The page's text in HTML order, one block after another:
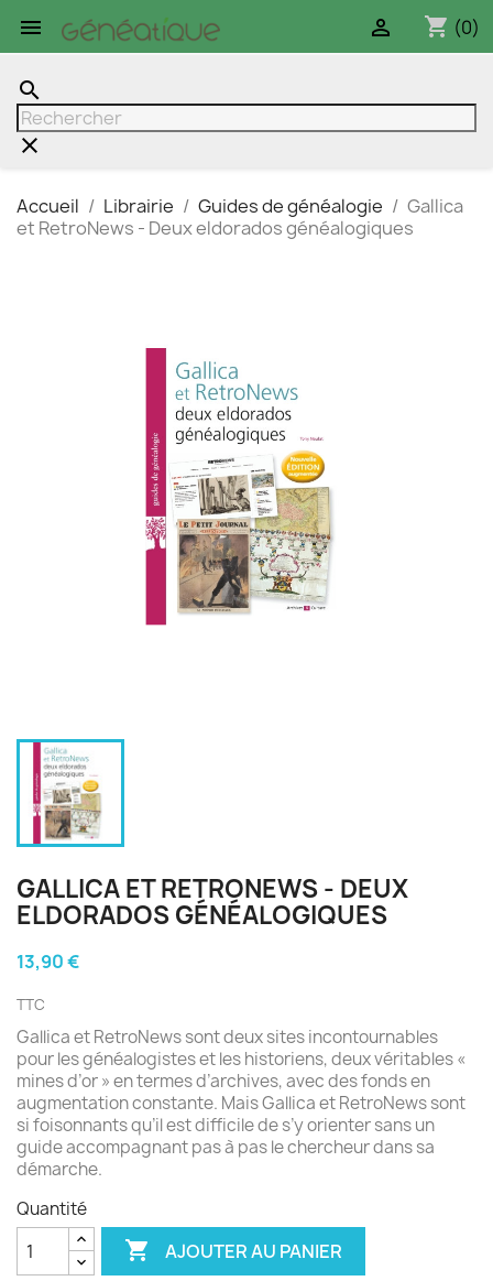
 shopping_cart (0)

search
clear
Accueil Librairie Guides de généalogie
Gallica
et RetroNews - Deux eldorados généalogiques
GALLICA ET RETRONEWS - DEUX
ELDORADOS GÉNÉALOGIQUES
13,90 €
TTC
Gallica et RetroNews sont deux sites incontournables
pour les généalogistes et les historiens, deux véritables «
mines d’or » en termes d’archives, avec des fonds en
augmentation constante. Mais Gallica et RetroNews sont
si foisonnants qu’il est difficile de s’y orienter sans un
guide accompagnant pas à pas le chercheur dans sa
démarche.
Quantité
 AJOUTER AU PANIER